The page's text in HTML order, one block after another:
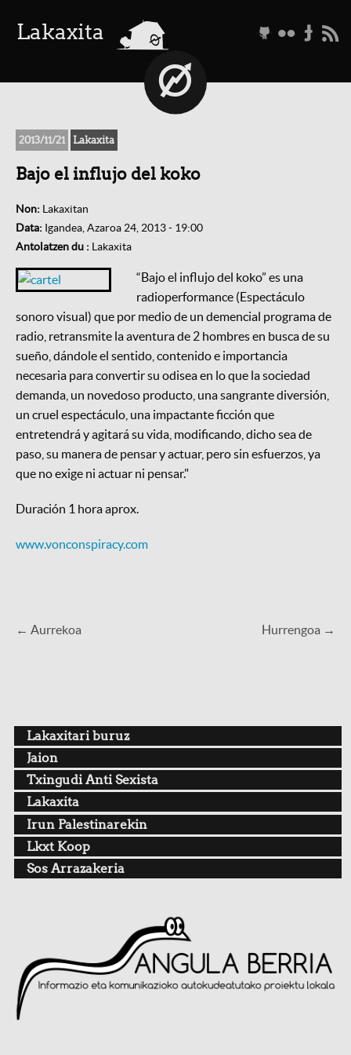
Lakaxita a g f t r
2013/11/21 Lakaxita
Bajo el influjo del koko
Non: Lakaxitan
Data: Igandea, Azaroa 24, 2013 - 19:00
Antolatzen du : Lakaxita
“Bajo el influjo del koko” es una
radioperformance (Espectáculo
sonoro visual) que por medio de un demencial programa de
radio, retransmite la aventura de 2 hombres en busca de su
sueño, dándole el sentido, contenido e importancia
necesaria para convertir su odisea en lo que la sociedad
demanda, un novedoso producto, una sangrante diversión,
un cruel espectáculo, una impactante ficción que
entretendrá y agitará su vida, modificando, dicho sea de
paso, su manera de pensar y actuar, pero sin esfuerzos, ya
que no exige ni actuar ni pensar."
Duración 1 hora aprox.
www.vonconspiracy.com
Hurrengoa →
← Aurrekoa
Lakaxitari buruz
Jaion
Txingudi Anti Sexista
Lakaxita
Irun Palestinarekin
Lkxt Koop
Sos Arrazakeria